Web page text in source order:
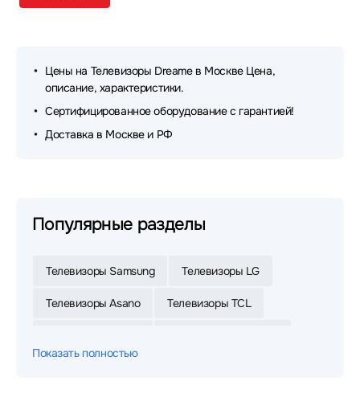
Цены на Телевизоры Dreame в Москве Цена,
описание, характеристики.
Сертифицированное оборудование с гарантией!
Доставка в Москве и РФ
Популярные разделы
Телевизоры Samsung Телевизоры LG
Телевизоры Asano Телевизоры TCL
Показать полностью